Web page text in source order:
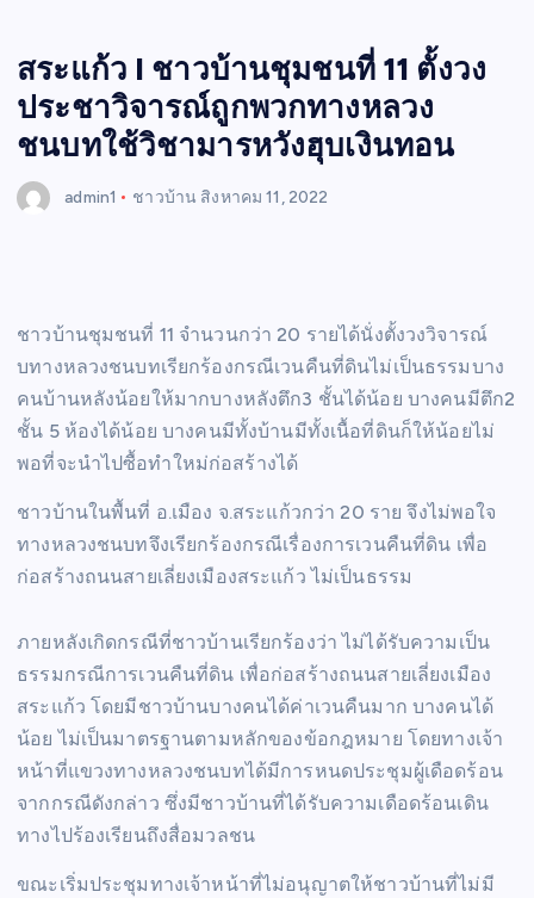
สระแก้ว I ชาวบ้านชุมชนที่ 11 ตั้งวง
ประชาวิจารณ์ถูกพวกทางหลวง
ชนบทใช้วิชามารหวังฮุบเงินทอน
admin1 ชาวบ้าน สิงหาคม 11, 2022
ชาวบ้านชุมชนที่ 11 จำนวนกว่า 20 รายได้นั่งตั้งวงวิจารณ์
บทางหลวงชนบทเรียกร้องกรณีเวนคืนที่ดินไม่เป็นธรรมบาง
คนบ้านหลังน้อยให้มากบางหลังตึก3 ชั้นได้น้อย บางคนมีตึก2
ชั้น 5 ห้องได้น้อย บางคนมีทั้งบ้านมีทั้งเนื้อที่ดินก็ให้น้อยไม่
พอที่จะนำไปซื้อทำใหม่ก่อสร้างได้
ชาวบ้านในพื้นที่ อ.เมือง จ.สระแก้วกว่า 20 ราย จึงไม่พอใจ
ทางหลวงชนบทจึงเรียกร้องกรณีเรื่องการเวนคืนที่ดิน เพื่อ
ก่อสร้างถนนสายเลี่ยงเมืองสระแก้ว ไม่เป็นธรรม
ภายหลังเกิดกรณีที่ชาวบ้านเรียกร้องว่า ไม่ได้รับความเป็น
ธรรมกรณีการเวนคืนที่ดิน เพื่อก่อสร้างถนนสายเลี่ยงเมือง
สระแก้ว โดยมีชาวบ้านบางคนได้ค่าเวนคืนมาก บางคนได้
น้อย ไม่เป็นมาตรฐานตามหลักของข้อกฎหมาย โดยทางเจ้า
หน้าที่แขวงทางหลวงชนบทได้มีการหนดประชุมผู้เดือดร้อน
จากกรณีดังกล่าว ซึ่งมีชาวบ้านที่ได้รับความเดือดร้อนเดิน
ทางไปร้องเรียนถึงสื่อมวลชน
ขณะเริ่มประชุมทางเจ้าหน้าที่ไม่อนุญาตให้ชาวบ้านที่ไม่มี